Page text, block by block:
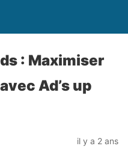
: Maximiser
Ad’s up
il y a 2 ans